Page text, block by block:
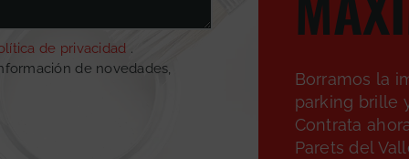
de privacidad .
de novedades,
Borramos la
parking brille
Contrata
Parets del